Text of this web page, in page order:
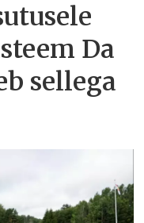
Da
sellega